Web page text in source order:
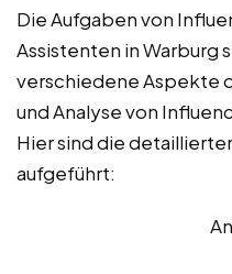
Die Aufgaben von
Assistenten in Warburg
verschiedene Aspekte
und Analyse von
Hier sind die
aufgeführt: